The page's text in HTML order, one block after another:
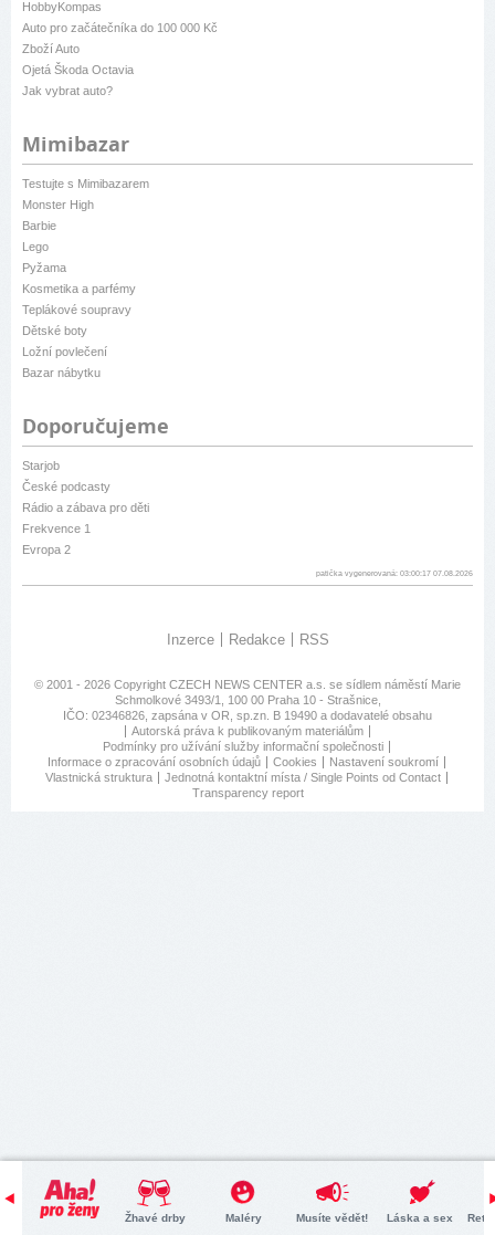
Žhavé drby Maléry Musíte vědět! Láska a sex
HobbyKompas
Auto pro začátečníka do 100 000 Kč
Zboží Auto
Ojetá Škoda Octavia
Jak vybrat auto?
Mimibazar
Testujte s Mimibazarem
Monster High
Barbie
Lego
Pyžama
Kosmetika a parfémy
Teplákové soupravy
Dětské boty
Ložní povlečení
Bazar nábytku
Doporučujeme
Starjob
České podcasty
Rádio a zábava pro děti
Frekvence 1
Evropa 2
patička vygenerovaná: 03:00:17 07.08.2026
Inzerce Redakce RSS
© 2001 - 2026 Copyright CZECH NEWS CENTER a.s. se sídlem náměstí Marie
Schmolkové 3493/1, 100 00 Praha 10 - Strašnice,
IČO: 02346826, zapsána v OR, sp.zn. B 19490 a dodavatelé obsahu
Autorská práva k publikovaným materiálům
Podmínky pro užívání služby informační společnosti
Informace o zpracování osobních údajů
Cookies
Nastavení soukromí
Vlastnická struktura
Jednotná kontaktní místa / Single Points od Contact
Transparency report